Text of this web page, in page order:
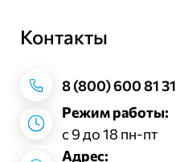
Контакты
8 (800) 600 81 31
Режим работы:
с 9 до 18 пн-пт
Адрес: